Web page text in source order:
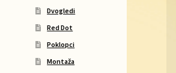
Dvogledi
Red Dot
Poklopci
Montaža